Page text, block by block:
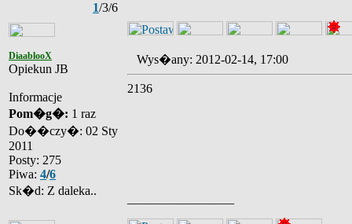
1/3/6
DiaablooX
Opiekun JB
Informacje
Pom�g�: 1 raz
Do��czy�: 02 Sty
2011
Posty: 275
Piwa: 4/6
Sk�d: Z daleka..
Wys�any: 2012-02-14, 17:00
2136